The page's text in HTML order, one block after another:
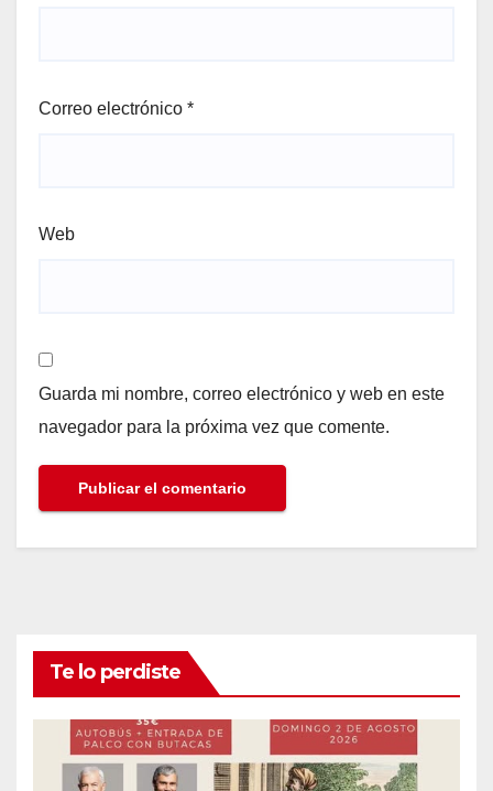
Correo electrónico *
Web
Guarda mi nombre, correo electrónico y web en este
navegador para la próxima vez que comente.
Te lo perdiste